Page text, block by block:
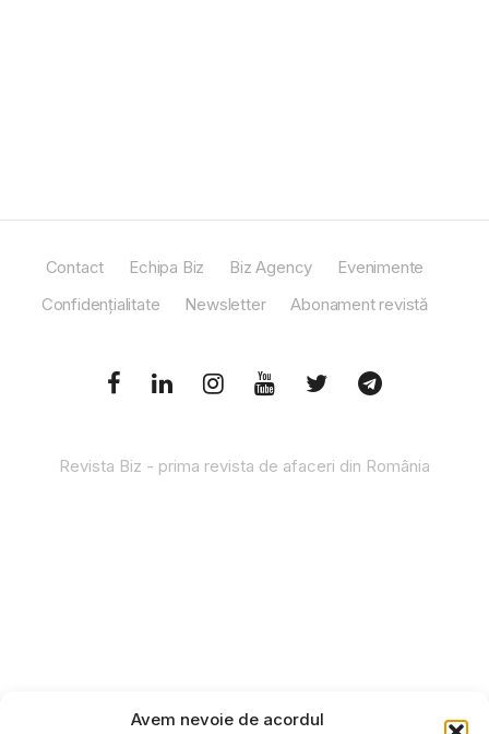
Avem nevoie de acordul
Contact Echipa Biz Biz Agency
Evenimente
Confidențialitate
Newsletter Abonament revistă
Revista Biz - prima revista de afaceri din România